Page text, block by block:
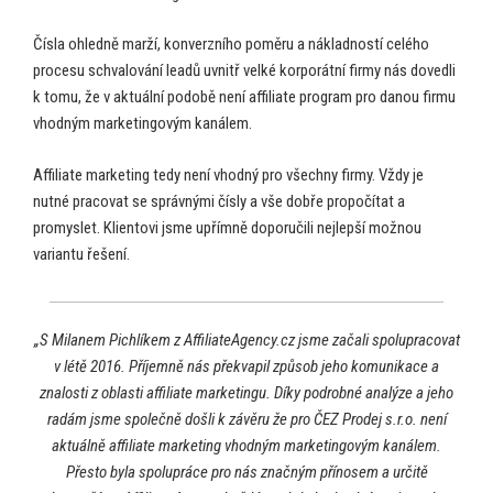
Čísla ohledně marží, konverzního poměru a nákladností celého
procesu schvalování leadů uvnitř velké korporátní firmy nás dovedli
k tomu, že v aktuální podobě není affiliate program pro danou firmu
vhodným marketingovým kanálem.
Affiliate marketing tedy není vhodný pro všechny firmy. Vždy je
nutné pracovat se správnými čísly a vše dobře propočítat a
promyslet. Klientovi jsme upřímně doporučili nejlepší možnou
variantu řešení.
„S Milanem Pichlíkem z AffiliateAgency.cz jsme začali spolupracovat
v létě 2016. Příjemně nás překvapil způsob jeho komunikace a
znalosti z oblasti affiliate marketingu. Díky podrobné analýze a jeho
radám jsme společně došli k závěru že pro ČEZ Prodej s.r.o. není
aktuálně affiliate marketing vhodným marketingovým kanálem.
Přesto byla spolupráce pro nás značným přínosem a určitě